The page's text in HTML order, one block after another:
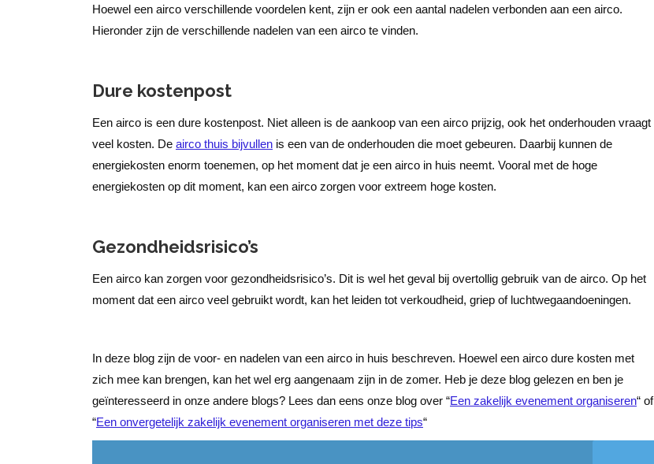
Hoewel een airco verschillende voordelen kent, zijn er ook een aantal nadelen verbonden aan een airco.
Hieronder zijn de verschillende nadelen van een airco te vinden.
Dure kostenpost
Een airco is een dure kostenpost. Niet alleen is de aankoop van een airco prijzig, ook het onderhouden vraagt
veel kosten. De airco thuis bijvullen is een van de onderhouden die moet gebeuren. Daarbij kunnen de
energiekosten enorm toenemen, op het moment dat je een airco in huis neemt. Vooral met de hoge
energiekosten op dit moment, kan een airco zorgen voor extreem hoge kosten.
Gezondheidsrisico’s
Een airco kan zorgen voor gezondheidsrisico’s. Dit is wel het geval bij overtollig gebruik van de airco. Op het
moment dat een airco veel gebruikt wordt, kan het leiden tot verkoudheid, griep of luchtwegaandoeningen.
In deze blog zijn de voor- en nadelen van een airco in huis beschreven. Hoewel een airco dure kosten met
zich mee kan brengen, kan het wel erg aangenaam zijn in de zomer. Heb je deze blog gelezen en ben je
geïnteresseerd in onze andere blogs? Lees dan eens onze blog over “Een zakelijk evenement organiseren“ of
“Een onvergetelijk zakelijk evenement organiseren met deze tips“